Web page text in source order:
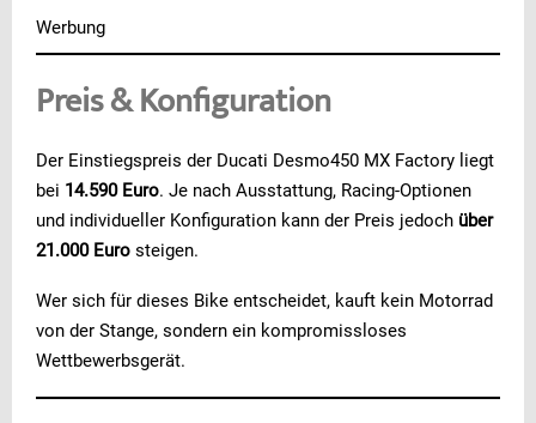
Werbung
Preis & Konfiguration
Der Einstiegspreis der Ducati Desmo450 MX Factory liegt
bei 14.590 Euro. Je nach Ausstattung, Racing-Optionen
und individueller Konfiguration kann der Preis jedoch über
21.000 Euro steigen.
Wer sich für dieses Bike entscheidet, kauft kein Motorrad
von der Stange, sondern ein kompromissloses
Wettbewerbsgerät.